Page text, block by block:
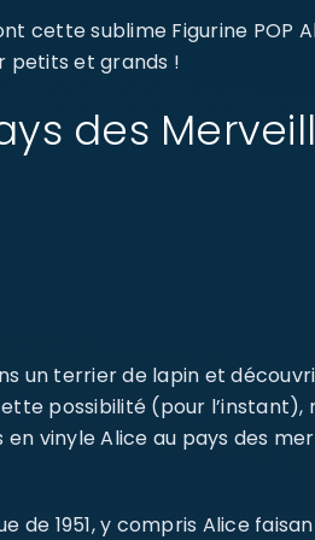
cette sublime Figurine POP
petits et grands !
des
un terrier de lapin et
possibilité (pour l’instant),
vinyle Alice au pays des
de 1951, y compris Alice